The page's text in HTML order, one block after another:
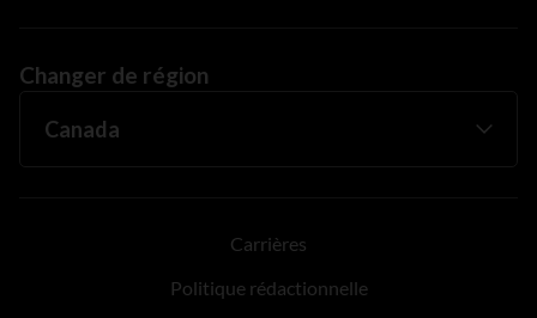
Changer de région
Carrières
Politique rédactionnelle